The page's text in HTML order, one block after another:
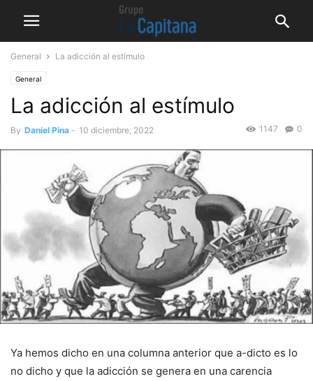
General La adicción al estímulo
General
La adicción al estímulo
By Daniel Pina - 10 diciembre, 2022 0
1147
Ya hemos dicho en una columna anterior que a-dicto es lo
no dicho y que la adicción se genera en una carencia